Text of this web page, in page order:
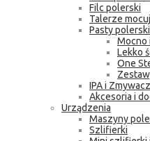
Filc polerski
Talerze
Pasty
Mocno
Lekko
One
IPA i
Akcesoria i
Urządzenia
Maszyny
Szlifierki